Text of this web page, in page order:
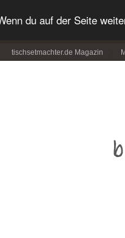
du auf der Seite
tischsetmachter.de Magazin